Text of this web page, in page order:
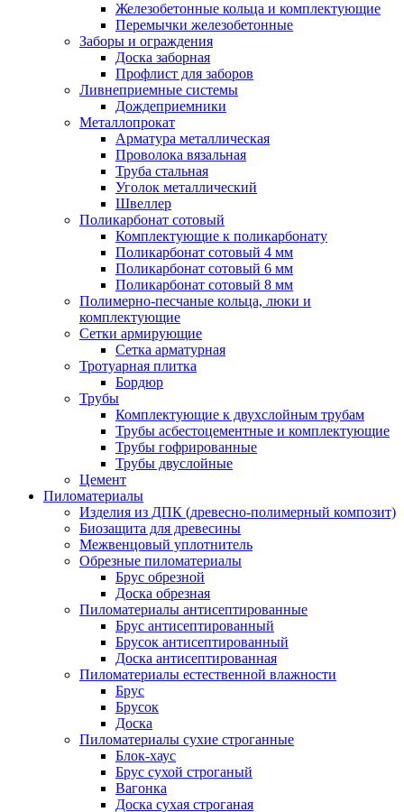
Железобетонные кольца и комплектующие
Перемычки железобетонные
Заборы и ограждения
Доска заборная
Профлист для заборов
Ливнеприемные системы
Дождеприемники
Металлопрокат
Арматура металлическая
Проволока вязальная
Труба стальная
Уголок металлический
Швеллер
Поликарбонат сотовый
Комплектующие к поликарбонату
Поликарбонат сотовый 4 мм
Поликарбонат сотовый 6 мм
Поликарбонат сотовый 8 мм
Полимерно-песчаные кольца, люки и
комплектующие
Сетки армирующие
Сетка арматурная
Тротуарная плитка
Бордюр
Трубы
Комплектующие к двухслойным трубам
Трубы асбестоцементные и комплектующие
Трубы гофрированные
Трубы двуслойные
Цемент
Пиломатериалы
Изделия из ДПК (древесно-полимерный композит)
Биозащита для древесины
Межвенцовый уплотнитель
Обрезные пиломатериалы
Брус обрезной
Доска обрезная
Пиломатериалы антисептированные
Брус антисептированный
Брусок антисептированный
Доска антисептированная
Пиломатериалы естественной влажности
Брус
Брусок
Доска
Пиломатериалы сухие строганные
Блок-хаус
Брус сухой строганый
Вагонка
Доска сухая строганая